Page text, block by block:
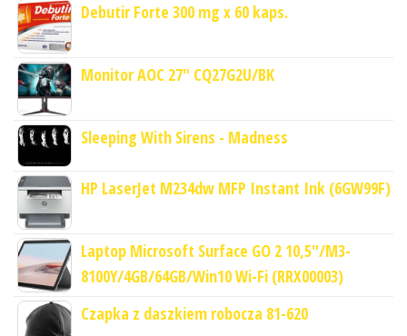
Debutir Forte 300 mg x 60 kaps.
Monitor AOC 27" CQ27G2U/BK
Sleeping With Sirens - Madness
HP LaserJet M234dw MFP Instant Ink (6GW99F)
Laptop Microsoft Surface GO 2 10,5"/M3-
8100Y/4GB/64GB/Win10 Wi-Fi (RRX00003)
Czapka z daszkiem robocza 81-620